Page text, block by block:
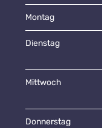
Montag
Dienstag
Mittwoch
Donnerstag